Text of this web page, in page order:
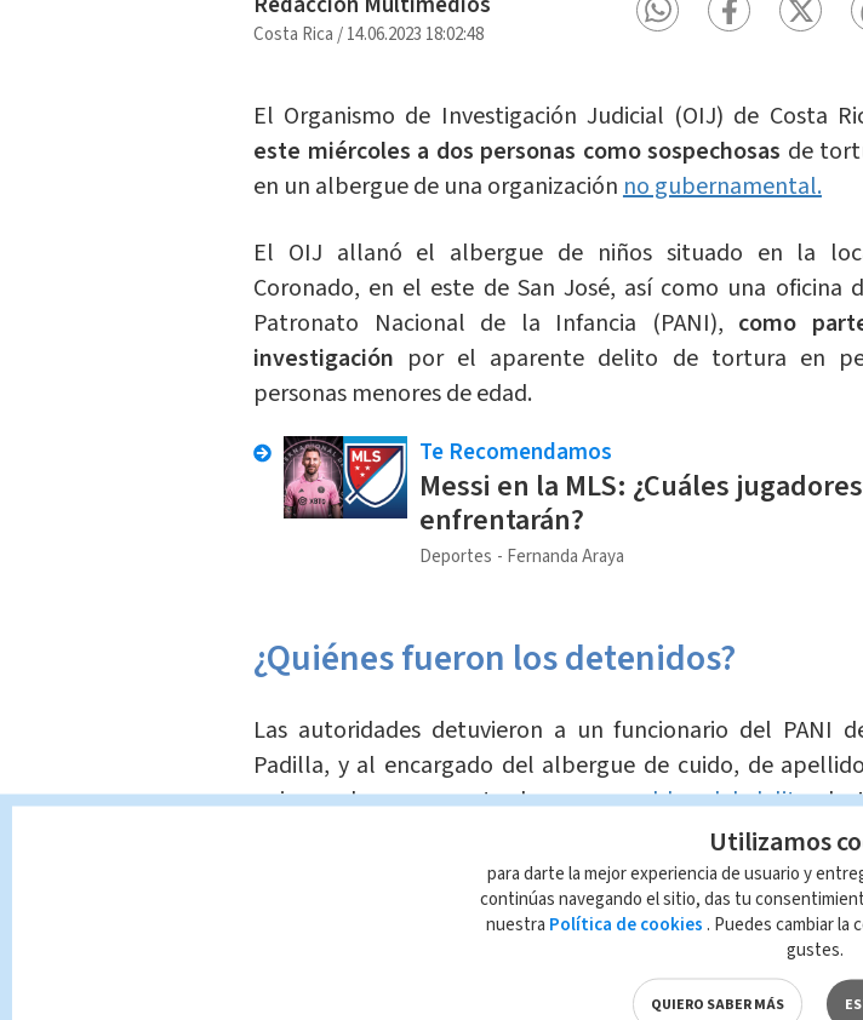
Costa Rica/14.06.2023 18:02:48
El Organismo de Investigación Judicial (OIJ) de Costa
este miércoles a dos personas como sospechosas de
en un albergue de una organizaciónno gubernamental.
El OIJ allanó el albergue de niños situado en la
Coronado, en el este de San José, así como una oficina
Patronato Nacional de la Infancia (PANI), como
investigación por el aparente delito de tortura en
personas menores de edad.
Te Recomendamos
Messi en la MLS: ¿Cuáles
enfrentarán?
Deportes Fernanda Araya
¿Quiénes fueron los detenidos?
Las autoridades detuvieron a un funcionario del PANI
Padilla, y al encargado del albergue de cuido, de
quienes de ser encontradosresponsables del delitode
exponen a una pena de hasta 15 años de cárcel.
"Los menores que residen en dicho sitio son
de entre los 12 y 17 años,quienes llegan ahí en
por convenios que mantiene el ente encargado
menores de edad en el país" (PANI), explicó el OIJ.
Utilizamos
para darte la mejor experiencia de usuario y
continúas navegando el sitio, das tu
nuestra Política de cookies . Puedes cambiar la
gustes.
QUIERO SABER MÁS